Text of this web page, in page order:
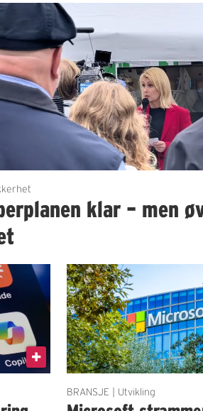
klar – men
BRANSJE | Utvikling